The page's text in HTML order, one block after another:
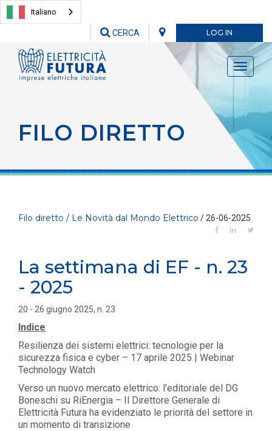
Italiano
LOG IN
CERCA
Toggle
FILO DIRETTO
Filo diretto / Le Novità dal Mondo Elettrico / 26-06-2025
La settimana di EF - n. 23
- 2025
20 - 26 giugno 2025, n. 23
Indice
Resilienza dei sistemi elettrici: tecnologie per la
sicurezza fisica e cyber – 17 aprile 2025 | Webinar
Technology Watch
Verso un nuovo mercato elettrico: l'editoriale del DG
Boneschi su RiEnergia – Il Direttore Generale di
Elettricità Futura ha evidenziato le priorità del settore in
un momento di transizione